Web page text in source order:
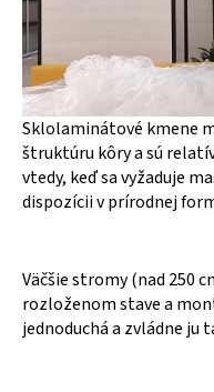
Sklolaminátové kmene
štruktúru kôry a sú
vtedy, keď sa vyžaduje
dispozícii v prírodnej
Väčšie stromy (nad 250
rozloženom stave a
jednoduchá a zvládne ju